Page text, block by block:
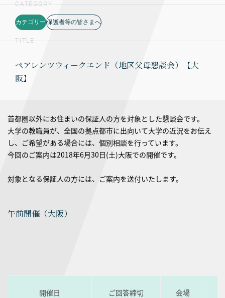
CATEGORY
カテゴリー 保護者等の皆さまへ
TITLE
ペアレンツウィークエンド（地区父母懇談会）【大
阪】
首都圏以外にお住まいの保証人の方を対象とした懇談会です。
大学の教職員が、全国の拠点都市に出向いて大学の近況をお伝え
し、ご希望がある場合には、個別相談を行っています。
今回のご案内は2018年6月30日(土)大阪での開催です。
対象となる保証人の方には、ご案内を送付いたします。
午前開催（大阪）
開催日 ご回答締切 会場